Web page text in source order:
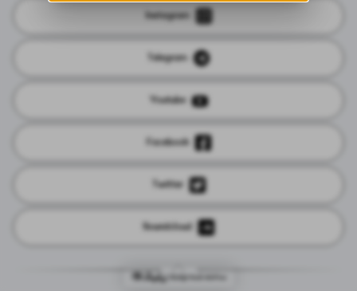
Instagram
Telegram
Youtube
Facebook
Twitter
Soundcloud
ساخته شده توسط